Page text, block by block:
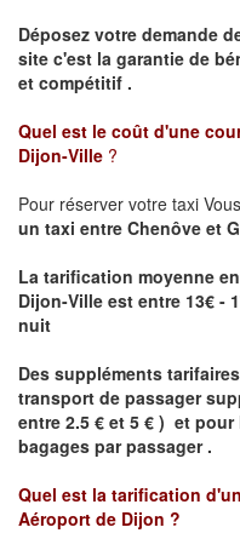
Déposez votre demande
site c'est la garantie de
et compétitif .
Quel est le coût d'une
Dijon-Ville ?
Pour réserver votre taxi
un taxi entre Chenôve et
La tarification moyenne
Dijon-Ville est entre 13€ -
nuit
Des suppléments
transport de passager
entre 2.5 € et 5 € ) et
bagages par passager .
Quel est la tarification
Aéroport de Dijon ?